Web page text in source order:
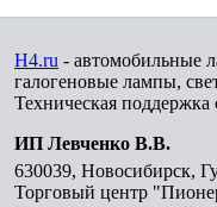
H4.ru - автомобильные
галогеновые лампы,
Техническая поддержка
ИП Левченко В.В.
630039, Новосибирск,
Торговый центр